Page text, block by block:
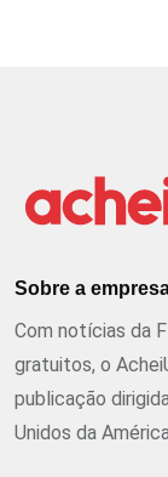
Sobre a
Com notícias da
gratuitos, o
publicação
Unidos da